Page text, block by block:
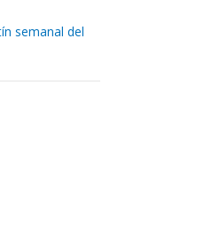
semanal del